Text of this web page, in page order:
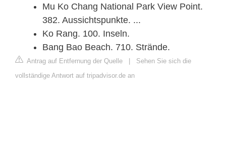
Mu Ko Chang National Park View Point.
382. Aussichtspunkte. ...
Ko Rang. 100. Inseln.
Bang Bao Beach. 710. Strände.
Antrag auf Entfernung der Quelle
Sehen Sie sich die
vollständige Antwort auf tripadvisor.de an